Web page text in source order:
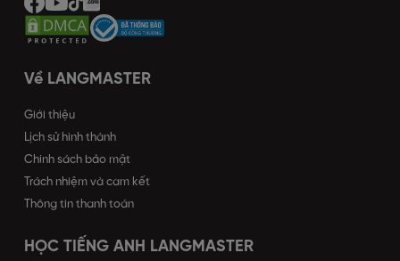
Về LANGMASTER
Giới thiệu
Lịch sử hình thành
Chính sách bảo mật
Trách nhiệm và cam kết
Thông tin thanh toán
HỌC TIẾNG ANH LANGMASTER